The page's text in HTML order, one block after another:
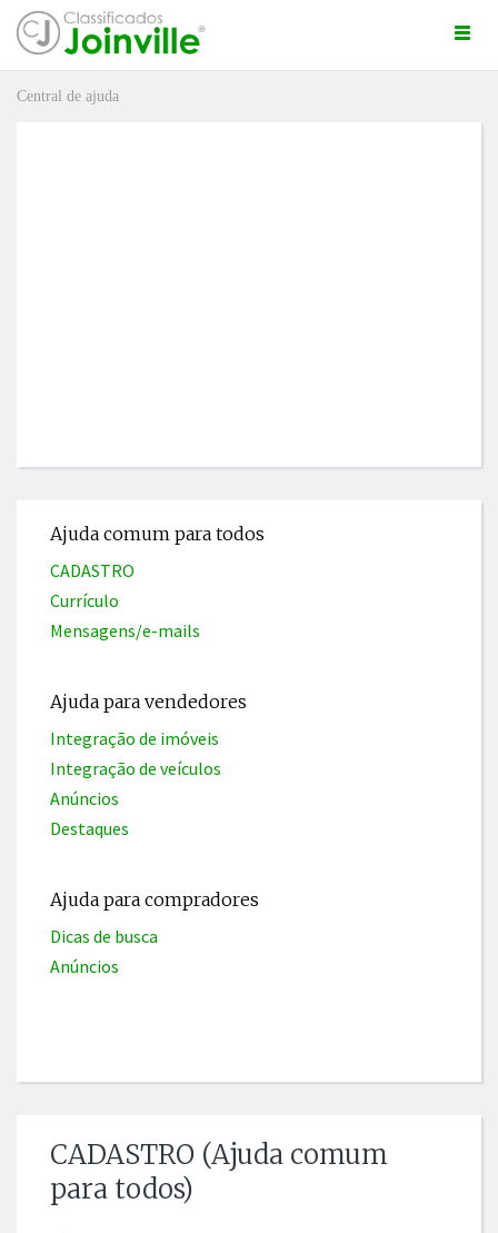
Central de ajuda
Ajuda comum para todos
CADASTRO
Currículo
Mensagens/e-mails
Ajuda para vendedores
Integração de imóveis
Integração de veículos
Anúncios
Destaques
Ajuda para compradores
Dicas de busca
Anúncios
CADASTRO (Ajuda comum
para todos)